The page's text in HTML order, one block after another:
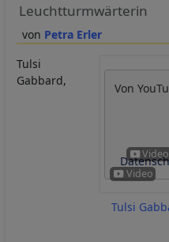
Petra Erler
Leuchtturmwärterin
Von
Tulsi
Tulsi
Gabbard,